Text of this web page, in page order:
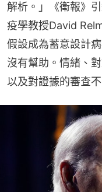
解析。」《衛報》
疫學教授David
假設成為蓄意設計
沒有幫助。情緒、
以及對證據的審查